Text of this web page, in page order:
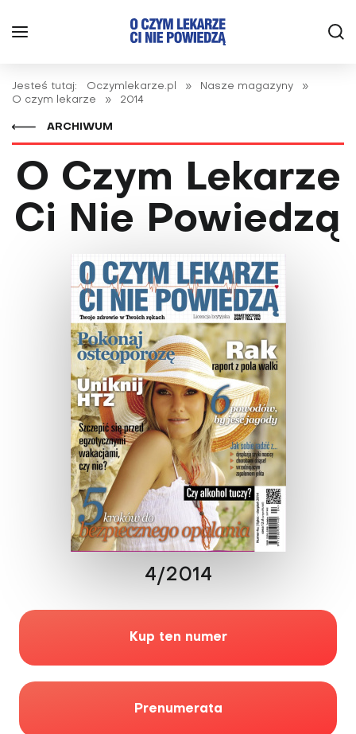
Jesteś tutaj: Oczymlekarze.pl » Nasze magazyny
»
O czym lekarze
» 2014
ARCHIWUM
O Czym Lekarze
Ci Nie Powiedzą
4/2014
Kup ten numer
Prenumerata